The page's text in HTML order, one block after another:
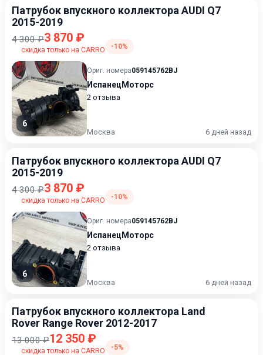
Патрубок впускного коллектора AUDI Q7
2015-2019
4 300 ₽3 870 ₽
скидка только на CARRO -10%
6
Ориг. номера059145762BJ
ИспанецМоторс
2 отзыва
Москва 6 дней назад
Патрубок впускного коллектора AUDI Q7
2015-2019
4 300 ₽3 870 ₽
скидка только на CARRO -10%
6
Ориг. номера059145762BJ
ИспанецМоторс
2 отзыва
Москва 6 дней назад
Патрубок впускного коллектора Land
Rover Range Rover 2012-2017
13 000 ₽12 350 ₽
скидка только на CARRO -5%